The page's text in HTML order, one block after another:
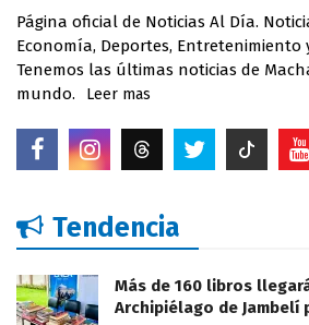
Página oficial de Noticias Al Día.
Economía, Deportes, Entretenimiento
Tenemos las últimas noticias de
mundo.
Leer mas
Tendencia
Más de 160 libros
Archipiélago de Jambelí